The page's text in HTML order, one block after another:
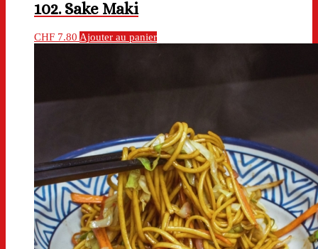
102. Sake Maki
CHF 7.80 Ajouter au panier